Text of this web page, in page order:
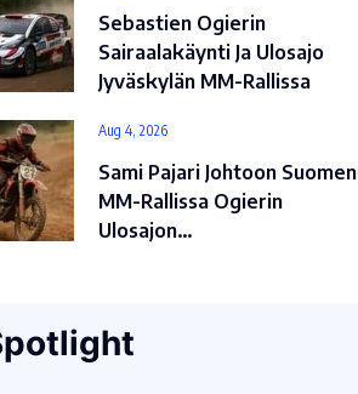
Sebastien Ogierin
Sairaalakäynti Ja Ulosajo
Jyväskylän MM-Rallissa
Aug 4, 2026
Sami Pajari Johtoon Suomen
MM-Rallissa Ogierin
Ulosajon…